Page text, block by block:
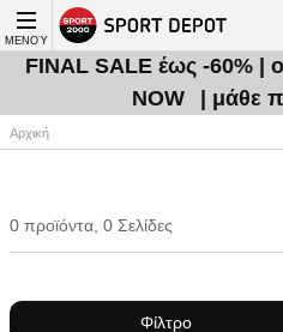
ΜΕΝΟΎ
FINAL SALE έως -60% |
NOW
| μάθε
Αρχική
0 προϊόντα, 0 Σελίδες
Φίλτρο